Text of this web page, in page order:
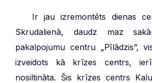
Ir jau izremontēts dienas
Skrudalienā, daudz maz
pakalpojumu centru „Pīlādzis”,
izveidots kā krīzes centrs,
nosiltināta. Šis krīzes centrs